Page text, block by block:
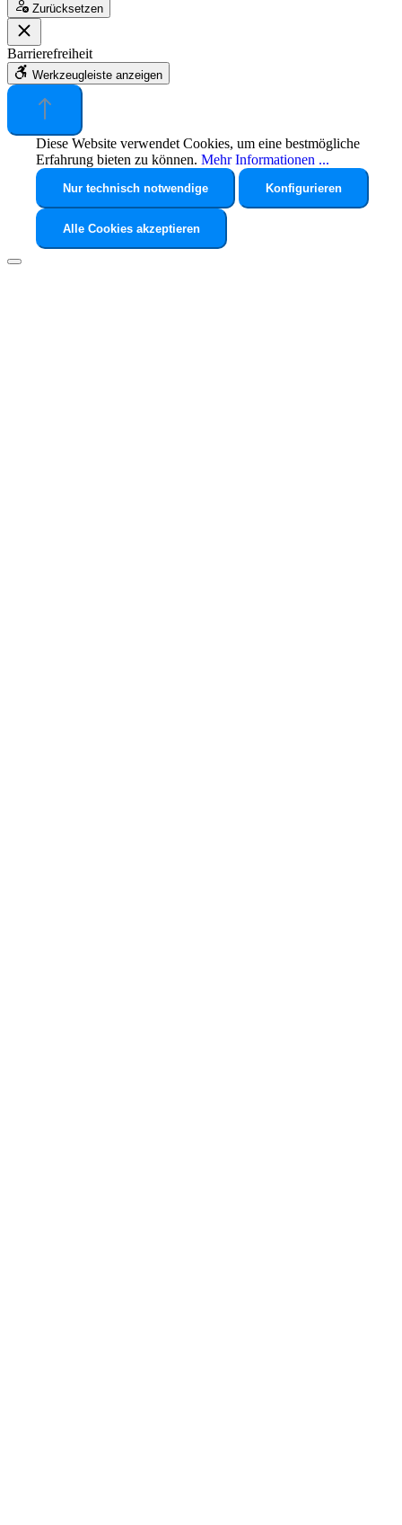
Zurücksetzen
Barrierefreiheit
Werkzeugleiste anzeigen
Diese Website verwendet Cookies, um eine bestmögliche
Erfahrung bieten zu können. Mehr Informationen ...
Nur technisch notwendige Konfigurieren
Alle Cookies akzeptieren